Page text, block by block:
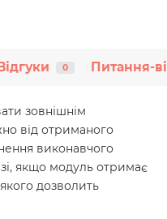
0 Питання-
зовнішнім
від отриманого
виконавчого
якщо модуль отримає
дозволить